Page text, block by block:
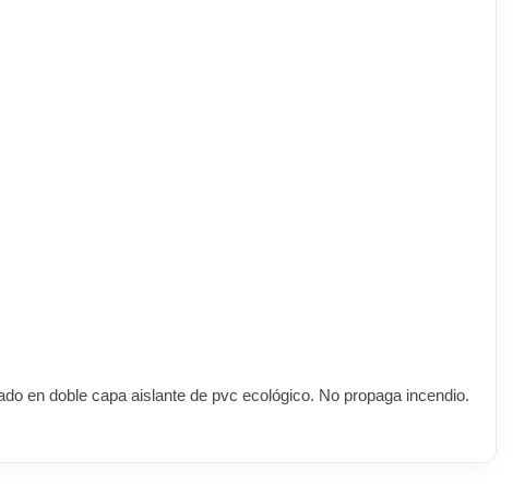
en doble capa aislante de pvc ecológico. No propaga incendio.